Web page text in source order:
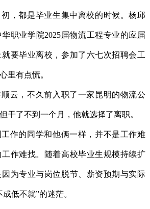
，都是毕业生集中离校的时候。杨邱
职业学院2025届物流工程专业的应届
要毕业离校，参加了六七次招聘会工
里有点慌。
云，不久前入职了一家昆明的物流公
干了不到一个月，他就选择了离职。
作的同学和他俩一样，并不是工作难
作难找。随着高校毕业生规模持续扩
为专业与岗位脱节、薪资预期与实际
低不就”的迷茫。